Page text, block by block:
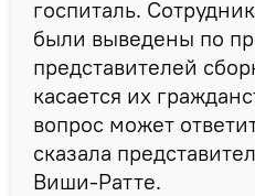
госпиталь.
были выведены по
представителей
касается их
вопрос может
сказала
Виши-Ратте.